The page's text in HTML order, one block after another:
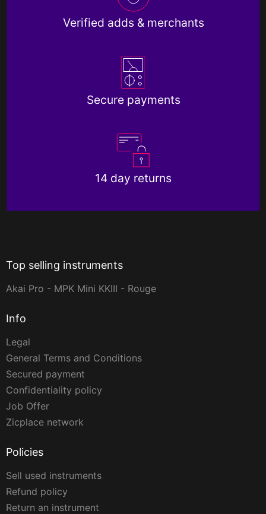
Verified adds & merchants
Secure payments
14 day returns
Top selling instruments
Akai Pro - MPK Mini KKIII - Rouge
Info
Legal
General Terms and Conditions
Secured payment
Confidentiality policy
Job Offer
Zicplace network
Policies
Sell used instruments
Refund policy
Return an instrument